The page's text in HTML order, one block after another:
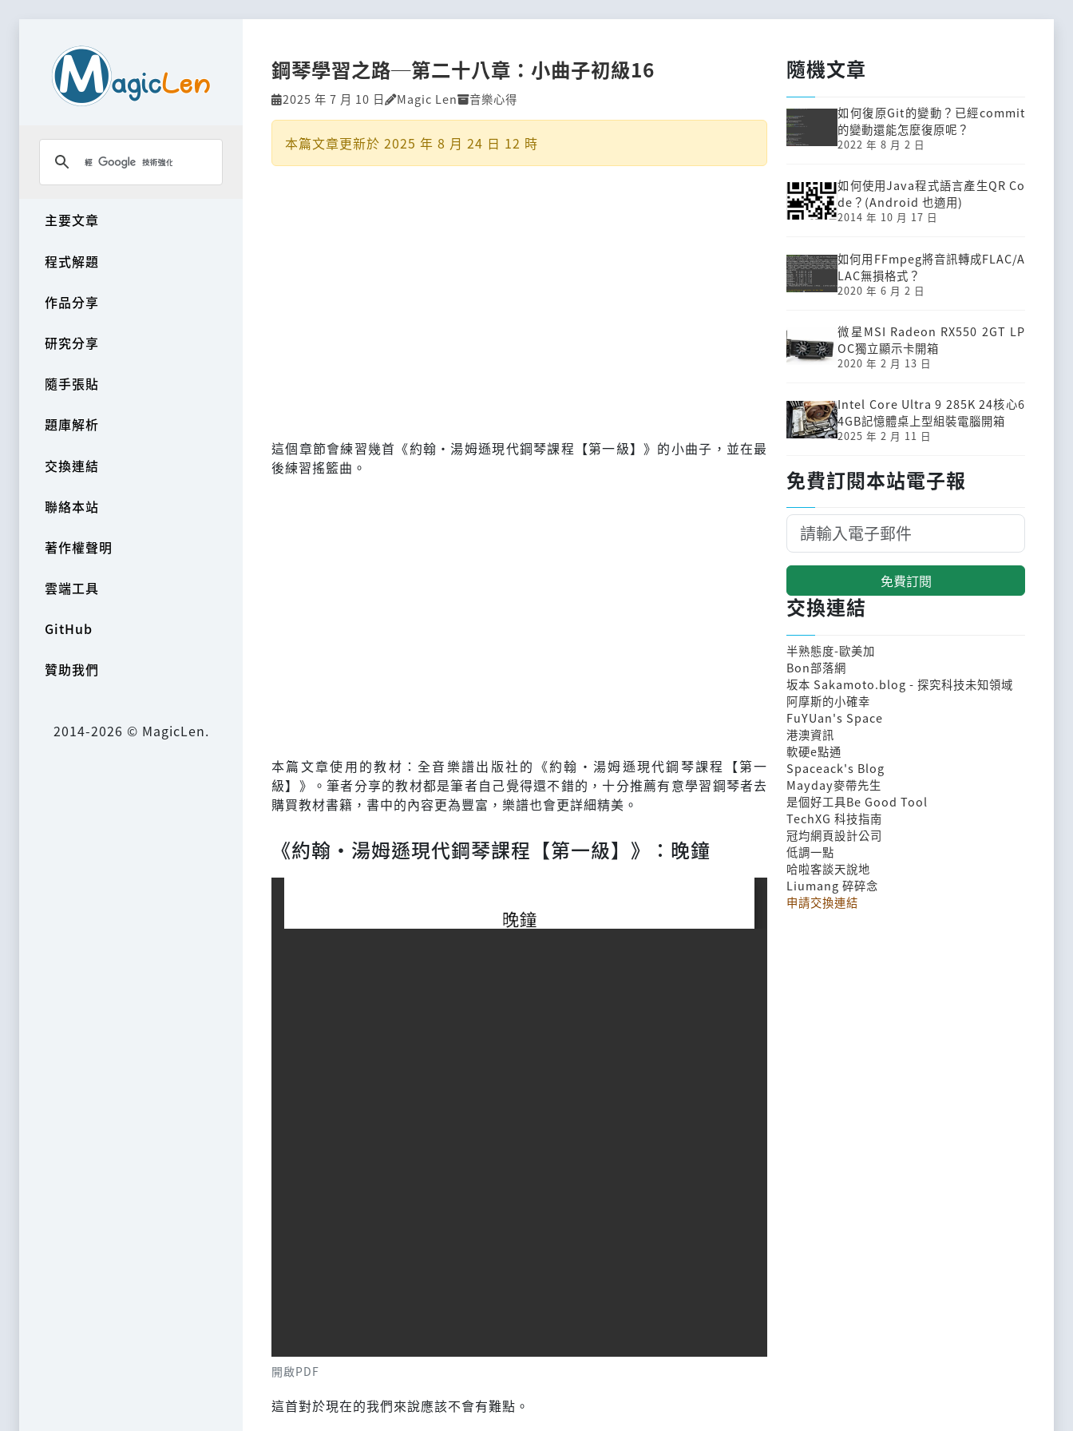
主要文章
程式解題
作品分享
研究分享
隨手張貼
題庫解析
交換連結
聯絡本站
著作權聲明
雲端工具
GitHub
贊助我們
2014-2026 © MagicLen.
鋼琴學習之路─第二十八章：小曲子初級16
2025 年 7 月 10 日 Magic Len 音樂心得
本篇文章更新於 2025 年 8 月 24 日 12 時
這個章節會練習幾首《約翰‧湯姆遜現代鋼琴課程【第一級】》的小曲子，並在最
後練習搖籃曲。
本篇文章使用的教材：全音樂譜出版社的《約翰‧湯姆遜現代鋼琴課程【第一
級】》。筆者分享的教材都是筆者自己覺得還不錯的，十分推薦有意學習鋼琴者去
購買教材書籍，書中的內容更為豐富，樂譜也會更詳細精美。
《約翰‧湯姆遜現代鋼琴課程【第一級】》：晚鐘
開啟PDF
這首對於現在的我們來說應該不會有難點。
隨機文章
如何復原Git的變動？已經commit
的變動還能怎麼復原呢？
2022 年 8 月 2 日
如何使用Java程式語言產生QR Co
de？(Android 也適用)
2014 年 10 月 17 日
如何用FFmpeg將音訊轉成FLAC/A
LAC無損格式？
2020 年 6 月 2 日
微星MSI Radeon RX550 2GT LP
OC獨立顯示卡開箱
2020 年 2 月 13 日
Intel Core Ultra 9 285K 24核心6
4GB記憶體桌上型組裝電腦開箱
2025 年 2 月 11 日
免費訂閱本站電子報
免費訂閱
交換連結
半熟態度-歐美加
Bon部落網
坂本 Sakamoto.blog - 探究科技未知領域
阿摩斯的小確幸
FuYUan's Space
港澳資訊
軟硬e點通
Spaceack's Blog
Mayday麥帶先生
是個好工具Be Good Tool
TechXG 科技指南
冠均網頁設計公司
低調一點
哈啦客談天說地
Liumang 碎碎念
申請交換連結